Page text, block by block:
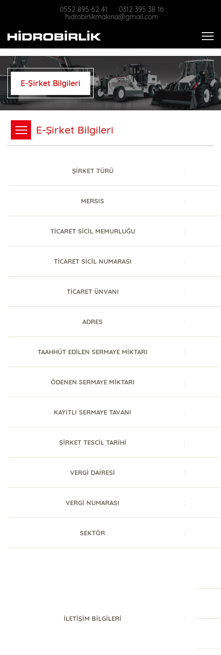
0552 895 62 41
0312 395 38 16
hidrobirlikmakina@gmail.com
E-Şirket Bilgileri
E-Şirket Bilgileri
ŞİRKET TÜRÜ :
MERSIS :
TİCARET SİCİL MEMURLUĞU :
TİCARET SİCİL NUMARASI :
TİCARET ÜNVANI :
ADRES :
TAAHHÜT EDİLEN SERMAYE MİKTARI :
ÖDENEN SERMAYE MİKTARI :
KAYITLI SERMAYE TAVANI :
ŞİRKET TESCİL TARİHİ :
VERGİ DAİRESİ :
VERGİ NUMARASI :
SEKTÖR :
İLETİŞİM BİLGİLERİ :